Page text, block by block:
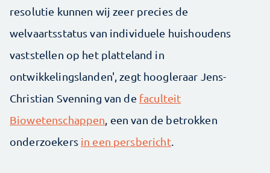
resolutie kunnen wij zeer precies de
welvaartsstatus van individuele huishoudens
vaststellen op het platteland in
ontwikkelingslanden', zegt hoogleraar Jens-
Christian Svenning van de faculteit
Biowetenschappen, een van de betrokken
onderzoekers in een persbericht.